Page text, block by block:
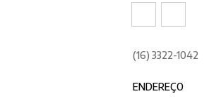
(16) 3322-1042
ENDEREÇO